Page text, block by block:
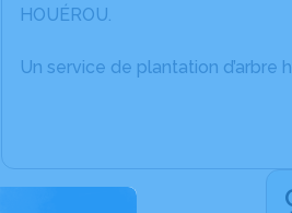
HOUÉROU.
Un service de plantation d’arbre